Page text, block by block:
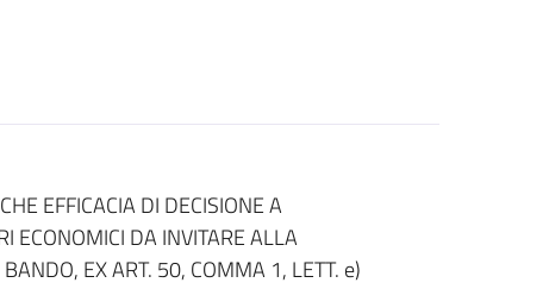
EFFICACIA DI DECISIONE A
ECONOMICI DA INVITARE ALLA
EX ART. 50, COMMA 1, LETT. e)